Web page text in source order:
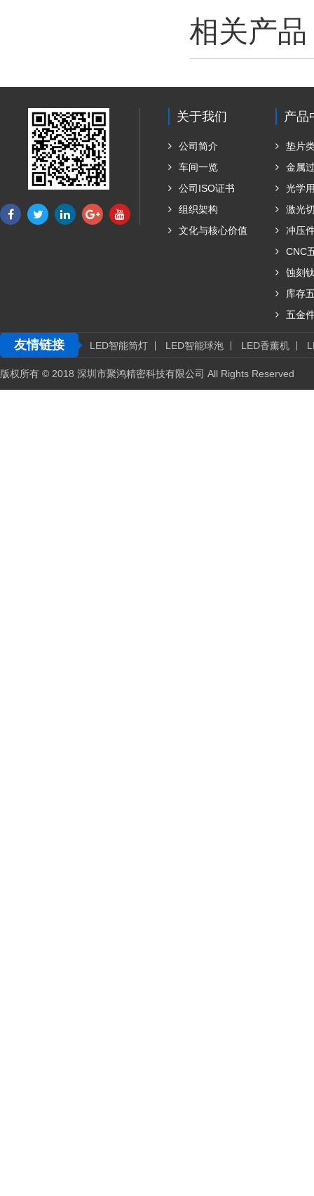
相关产品
关于我们
公司简介
车间一览
公司ISO证书
组织架构
文化与核心价值
产品
垫片
金属
光学
激光
冲压
CNC
蚀刻
库存
五金
友情链接 LED智能筒灯 LED智能球泡 LED香薰机
版权所有 © 2018 深圳市聚鸿精密科技有限公司 All Rights Reserved